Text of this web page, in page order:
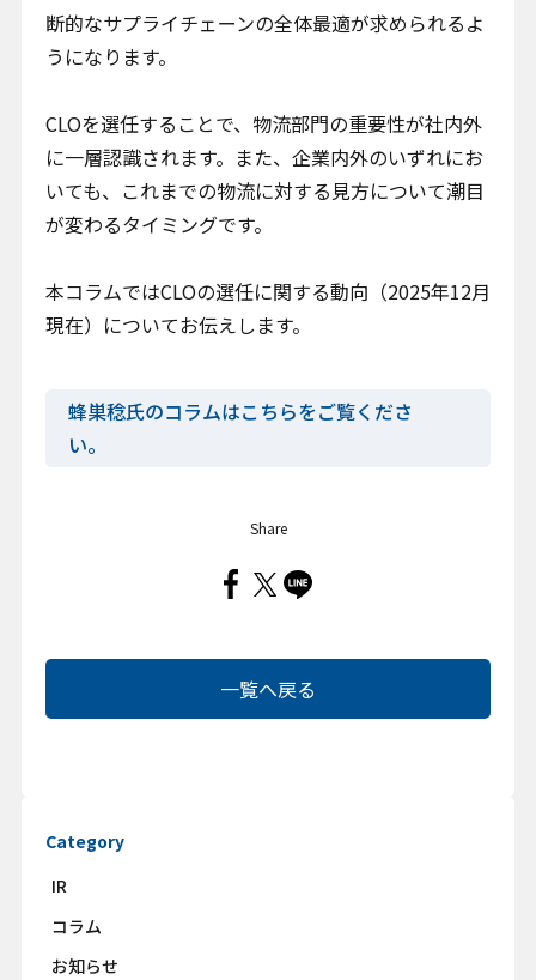
プライバシーポリシー
クッキーポリシー
情報セキュリティ方針
サイトマップ
断的なサプライチェーンの全体最適が求められるよ
うになります。
CLOを選任することで、物流部門の重要性が社内外
に一層認識されます。また、企業内外のいずれにお
いても、これまでの物流に対する見方について潮目
が変わるタイミングです。
本コラムではCLOの選任に関する動向（2025年12月
現在）についてお伝えします。
蜂巣稔氏のコラムはこちらをご覧くださ
い。
Share
一覧へ戻る
Category
IR
コラム
お知らせ